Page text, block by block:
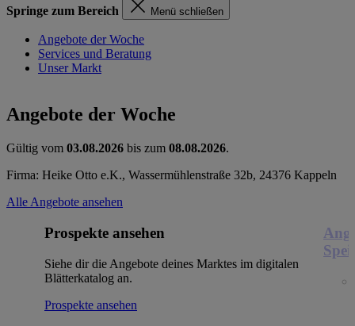
Springe zum Bereich Menü schließen
Angebote der Woche
Services und Beratung
Unser Markt
Angebote der Woche
Gültig vom 03.08.2026 bis zum 08.08.2026.
Firma: Heike Otto e.K., Wassermühlenstraße 32b, 24376 Kappeln
Alle Angebote ansehen
Prospekte ansehen
Siehe dir die Angebote deines Marktes im digitalen
Blätterkatalog an.
Prospekte ansehen